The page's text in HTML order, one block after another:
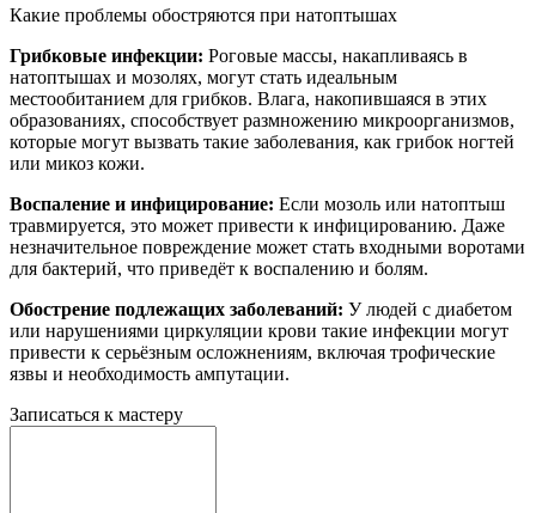
Какие проблемы обостряются при натоптышах
Грибковые инфекции: Роговые массы, накапливаясь в
натоптышах и мозолях, могут стать идеальным
местообитанием для грибков. Влага, накопившаяся в этих
образованиях, способствует размножению микроорганизмов,
которые могут вызвать такие заболевания, как грибок ногтей
или микоз кожи.
Воспаление и инфицирование: Если мозоль или натоптыш
травмируется, это может привести к инфицированию. Даже
незначительное повреждение может стать входными воротами
для бактерий, что приведёт к воспалению и болям.
Обострение подлежащих заболеваний: У людей с диабетом
или нарушениями циркуляции крови такие инфекции могут
привести к серьёзным осложнениям, включая трофические
язвы и необходимость ампутации.
Записаться к мастеру